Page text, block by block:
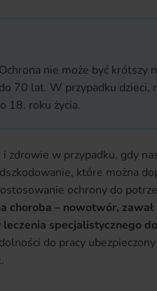
nie może być krótszy
70 lat. W przypadku dzieci,
18. roku życia.
i zdrowie w przypadku, gdy
które można
ochrony do
choroba – nowotwór, zawał
specjalistycznego
do pracy